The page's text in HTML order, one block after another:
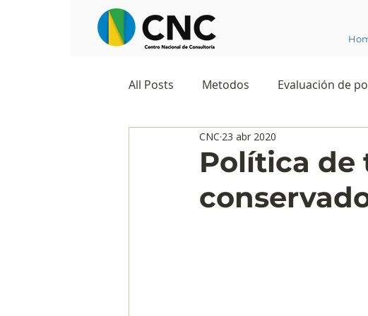
All Posts Metodos Evaluación de
Observatorios sociales
Predicciones y tendencias Rating
Política de
CNC 23 abr 2020